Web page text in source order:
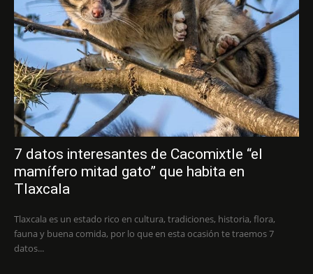
7 datos interesantes de Cacomixtle “el
mamífero mitad gato” que habita en
Tlaxcala
Tlaxcala es un estado rico en cultura, tradiciones, historia, flora,
fauna y buena comida, por lo que en esta ocasión te traemos 7
datos...